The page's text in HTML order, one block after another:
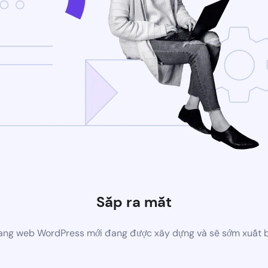
Sắp ra mắt
web WordPress mới đang được xây dựng và sẽ sớm xuất